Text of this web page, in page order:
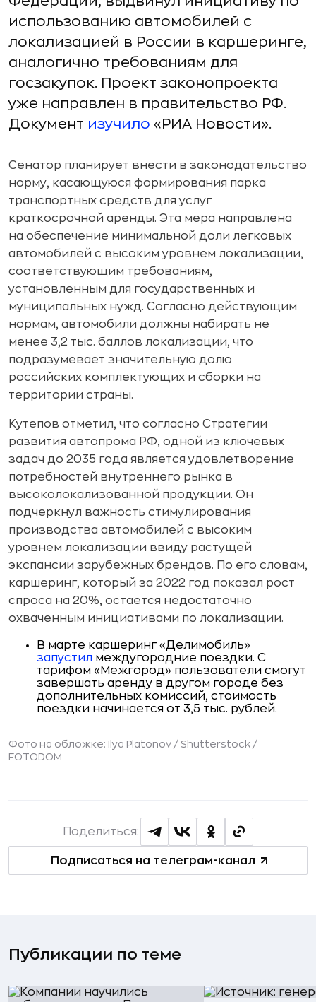
использованию автомобилей с
локализацией в России в каршеринге,
аналогично требованиям для
госзакупок. Проект законопроекта
уже направлен в правительство РФ.
Документ изучило «РИА Новости».
Сенатор планирует внести в законодательство
норму, касающуюся формирования парка
транспортных средств для услуг
краткосрочной аренды. Эта мера направлена
на обеспечение минимальной доли легковых
автомобилей с высоким уровнем локализации,
соответствующим требованиям,
установленным для государственных и
муниципальных нужд. Согласно действующим
нормам, автомобили должны набирать не
менее 3,2 тыс. баллов локализации, что
подразумевает значительную долю
российских комплектующих и сборки на
территории страны.
Кутепов отметил, что согласно Стратегии
развития автопрома РФ, одной из ключевых
задач до 2035 года является удовлетворение
потребностей внутреннего рынка в
высоколокализованной продукции. Он
подчеркнул важность стимулирования
производства автомобилей с высоким
уровнем локализации ввиду растущей
экспансии зарубежных брендов. По его словам,
каршеринг, который за 2022 год показал рост
спроса на 20%, остается недостаточно
охваченным инициативами по локализации.
В марте каршеринг «Делимобиль»
запустил междугородние поездки. С
тарифом «Межгород» пользователи смогут
завершать аренду в другом городе без
дополнительных комиссий, стоимость
поездки начинается от 3,5 тыс. рублей.
Фото на обложке: Ilya Platonov / Shutterstock /
FOTODOM
Подписаться на телеграм-канал
Поделиться:
Публикации по теме